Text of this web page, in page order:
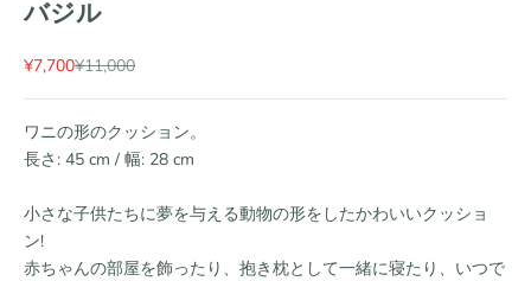
バジル
セール価格
¥7,700通常価格
¥11,000
ワニの形のクッション。
長さ: 45 cm / 幅: 28 cm
小さな子供たちに夢を与える動物の形をしたかわいいクッショ
ン!
赤ちゃんの部屋を飾ったり、抱き枕として一緒に寝たり、いつで